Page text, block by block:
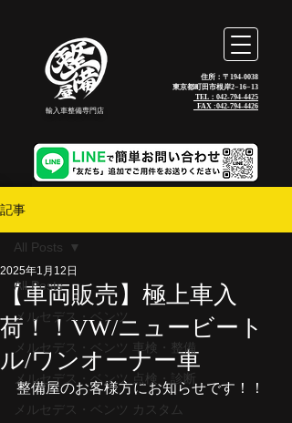
輸入車整備専門店
住所：〒194-0038
東京都町田市根岸2−16−13
TEL：042-794-4425
_FAX :042-794-4426
記事
All Posts
メルセデス・ベンツ
メルセデス・ベンツ 車検・整備
メルセデス・ベンツ 点検・診断
メルセデス・ベンツ カスタム
All Posts
【車両販売】極上車入
荷！！VW/ニュービート
ル/ワンオーナー車
2025年1月12日
整備屋のお客様方にお知らせです！！